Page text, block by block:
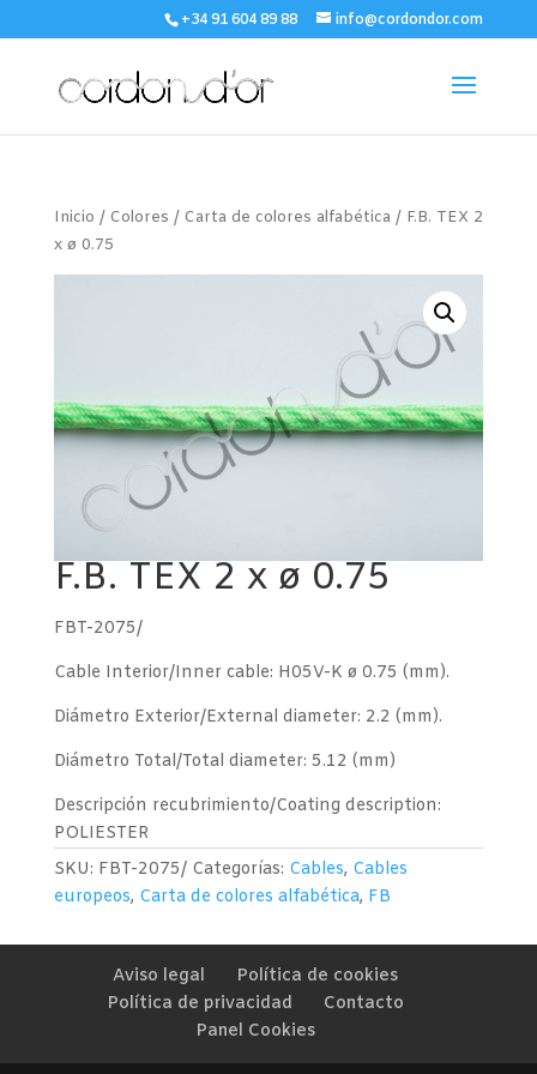
+34 91 604 89 88 info@cordondor.com
Inicio / Colores / Carta de colores alfabética/ F.B. TEX 2
x ø 0.75
F.B. TEX 2 x ø 0.75
FBT-2075/
Cable Interior/Inner cable: H05V-K ø 0.75 (mm).
Diámetro Exterior/External diameter: 2.2 (mm).
Diámetro Total/Total diameter: 5.12 (mm)
Descripción recubrimiento/Coating description:
POLIESTER
SKU: FBT-2075/ Categorías: Cables, Cables
europeos, Carta de colores alfabética, FB
Aviso legal
Política de cookies
Política de privacidad
Contacto
Panel Cookies